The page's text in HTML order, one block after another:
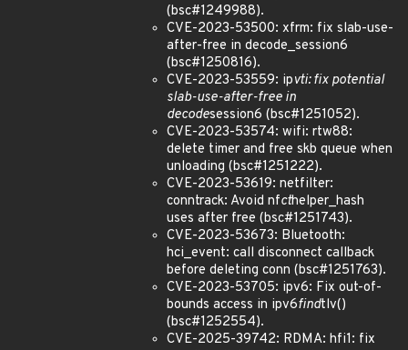
(bsc#1249988).
CVE-2023-53500: xfrm: fix slab-use-
after-free in decode_session6
(bsc#1250816).
CVE-2023-53559: ipvti: fix potential
slab-use-after-free in
decodesession6 (bsc#1251052).
CVE-2023-53574: wifi: rtw88:
delete timer and free skb queue when
unloading (bsc#1251222).
CVE-2023-53619: netfilter:
conntrack: Avoid nfcthelper_hash
uses after free (bsc#1251743).
CVE-2023-53673: Bluetooth:
hci_event: call disconnect callback
before deleting conn (bsc#1251763).
CVE-2023-53705: ipv6: Fix out-of-
bounds access in ipv6findtlv()
(bsc#1252554).
CVE-2025-39742: RDMA: hfi1: fix